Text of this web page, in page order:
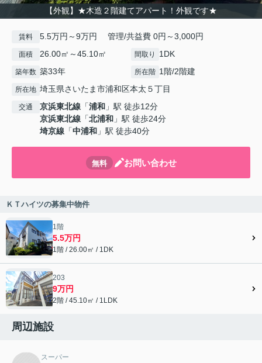
【外観】★木造２階建てアパート！外観です★
賃料 5.5万円～9万円 管理/共益費 0円～3,000円
面積 26.00㎡～45.10㎡ 間取り 1DK
築年数 築33年 所在階 1階/2階建
所在地 埼玉県さいたま市浦和区本太５丁目
交通 京浜東北線 「浦和 」駅 徒歩12分
京浜東北線 「北浦和 」駅 徒歩24分
埼京線 「中浦和 」駅 徒歩40分
無料 お問い合わせ
ＫＴハイツの募集中物件
1階
5.5万円
1階 / 26.00㎡ / 1DK
203
9万円
2階 / 45.10㎡ / 1LDK
周辺施設
スーパー